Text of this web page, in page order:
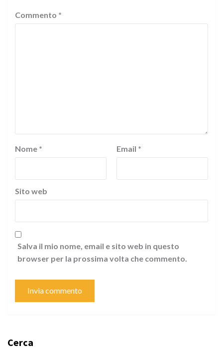
Commento *
Nome * Email *
Sito web
Salva il mio nome, email e sito web in questo
browser per la prossima volta che commento.
Cerca